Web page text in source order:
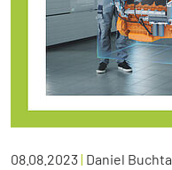
08.08.2023| Daniel Buchta